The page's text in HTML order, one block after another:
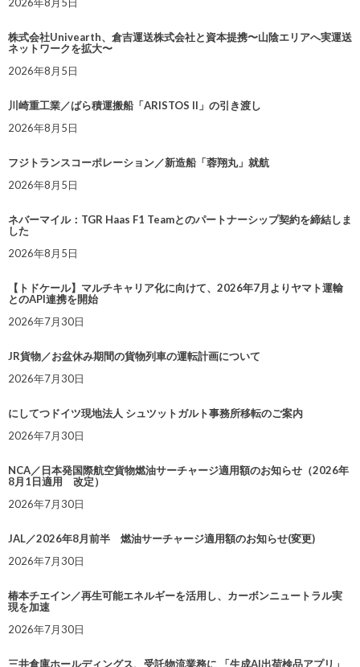
2026年8月5日
株式会社Univearth、倉吉運送株式会社と資本提携〜山陰エリアへ実運送
ネットワークを拡大〜
2026年8月5日
川崎重工業／ばら積運搬船「ARISTOS II」の引き渡し
2026年8月5日
フジトランスコーポレーション／新造船「蓉翔丸」就航
2026年8月5日
ネバーマイル：TGR Haas F1 Teamとのパートナーシップ契約を締結しま
した
2026年8月5日
【トドケール】マルチキャリア化に向けて、2026年7月よりヤマト運輸
とのAPI連携を開始
2026年7月30日
JR貨物／お盆休み期間の貨物列車の運転計画について
2026年7月30日
にしてつドイツ現地法人 シュツットガルト事務所移転のご案内
2026年7月30日
NCA／日本発国際航空貨物燃油サーチャージ適用額のお知らせ（2026年
8月1日適用 改定）
2026年7月30日
JAL／2026年8月前半 燃油サーチャージ適用額のお知らせ(変更)
2026年7月30日
椿本チエイン／再生可能エネルギーを活用し、カーボンニュートラル実
現を加速
2026年7月30日
三井倉庫ホールディングス、受託物流業務に 「生成AI出荷検品アプリ」